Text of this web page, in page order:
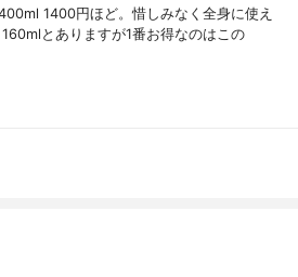
1400円ほど。惜しみなく全身に使え
とありますが1番お得なのはこの